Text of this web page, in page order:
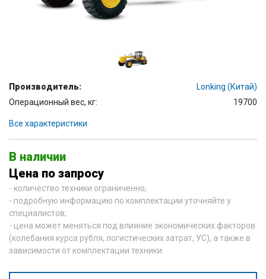
Производитель:
Lonking (Китай)
Операционный вес, кг:
19700
Все характеристики
В наличии
Цена по запросу
- количество техники ограниченно;
- подробную информацию по комплектации уточняйте у
специалистов;
- цена может меняться под влияние экономических факторов
(колебания курса рубля, логистических затрат, УС), а также в
зависимости от комплектации техники